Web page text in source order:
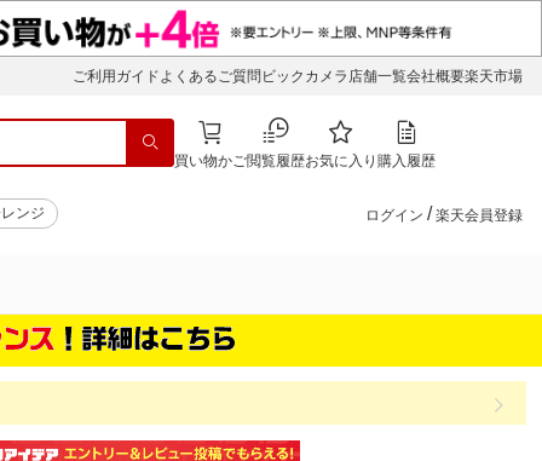
ご利用ガイド よくあるご質問 ビックカメラ店舗一覧会社概要楽天市場
買い物かご閲覧履歴お気に入り 購入履歴
ンジ ログイン / 楽天会員登録